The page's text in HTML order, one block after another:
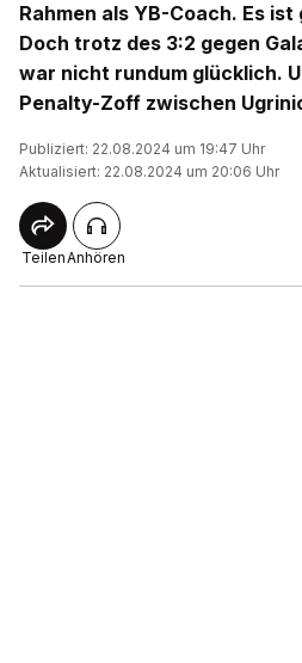
Rahmen als YB-Coach. Es
Doch trotz des 3:2 gegen
war nicht rundum glücklich.
Penalty-Zoff zwischen
Publiziert: 22.08.2024 um 19:47 Uhr
Aktualisiert: 22.08.2024 um 20:06 Uhr
TeilenAnhören